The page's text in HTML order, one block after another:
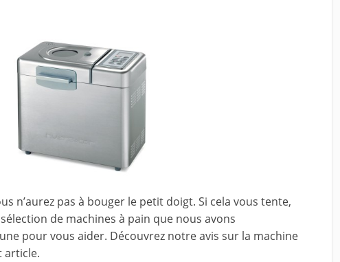
n’aurez pas à bouger le petit doigt. Si cela vous tente,
de machines à pain que nous avons
pour vous aider. Découvrez notre avis sur la machine
article.